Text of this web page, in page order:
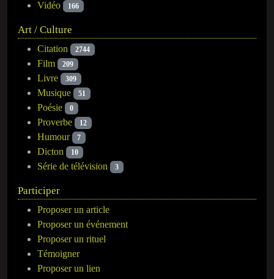
Vidéo 166
Art / Culture
Citation 2744
Film 209
Livre 309
Musique 51
Poésie 0
Proverbe 12
Humour 7
Dicton 10
Série de télévision 3
Participer
Proposer un article
Proposer un événement
Proposer un rituel
Témoigner
Proposer un lien